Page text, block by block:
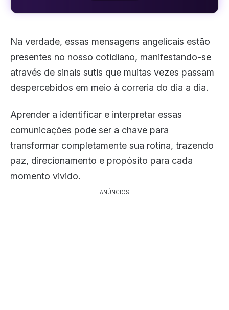
Na verdade, essas mensagens angelicais estão
presentes no nosso cotidiano, manifestando-se
através de sinais sutis que muitas vezes passam
despercebidos em meio à correria do dia a dia.
Aprender a identificar e interpretar essas
comunicações pode ser a chave para
transformar completamente sua rotina, trazendo
paz, direcionamento e propósito para cada
momento vivido.
ANÚNCIOS